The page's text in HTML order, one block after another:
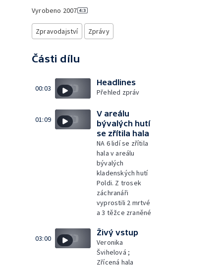
Vyrobeno 2007
Zpravodajství Zprávy
Části dílu
00:03
Headlines
Přehled zpráv
01:09
V areálu
bývalých hutí
se zřítila hala
NA 6 lidí se zřítila
hala v areálu
bývalých
kladenských hutí
Poldi. Z trosek
záchranáři
vyprostili 2 mrtvé
a 3 těžce zraněné
03:00
Živý vstup
Veronika
Švihelová ;
Zřícená hala